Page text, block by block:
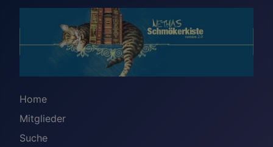
Home
Mitglieder
Suche